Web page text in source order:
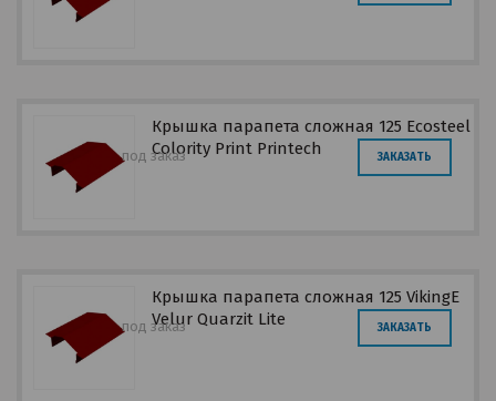
Крышка парапета сложная 125 Ecosteel
Colority Print Printech
под заказ ЗАКАЗАТЬ
Крышка парапета сложная 125 VikingE
Velur Quarzit Lite
под заказ ЗАКАЗАТЬ